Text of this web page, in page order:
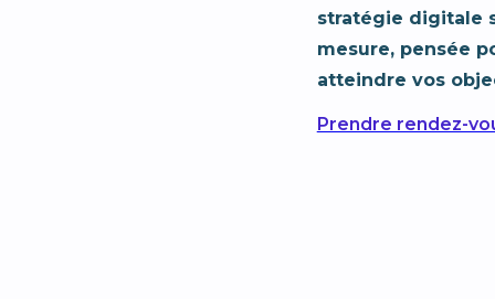
stratégie digitale
mesure, pensée
atteindre vos
Prendre rendez-